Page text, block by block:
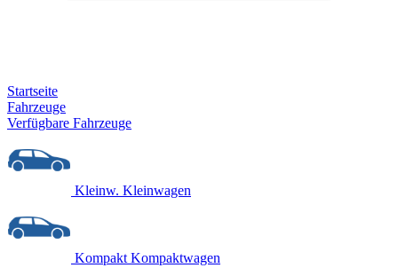
Startseite
Fahrzeuge
Verfügbare Fahrzeuge
Kleinw. Kleinwagen
Kompakt Kompaktwagen